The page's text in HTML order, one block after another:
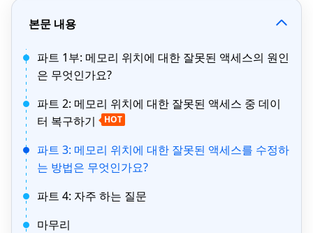
본문 내용
파트 1부: 메모리 위치에 대한 잘못된 액세스의 원인
은 무엇인가요?
파트 2: 메모리 위치에 대한 잘못된 액세스 중 데이
터 복구하기
HOT
파트 3: 메모리 위치에 대한 잘못된 액세스를 수정하
는 방법은 무엇인가요?
파트 4: 자주 하는 질문
마무리